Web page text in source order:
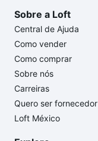
Sobre a Loft
Central de Ajuda
Como vender
Como comprar
Sobre nós
Carreiras
Quero ser fornecedor
Loft México